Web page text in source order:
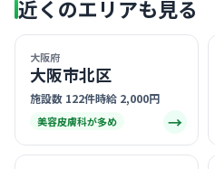
近くのエリアも見る
大阪府
大阪市北区
施設数 122件時給 2,000円
美容皮膚科が多め →